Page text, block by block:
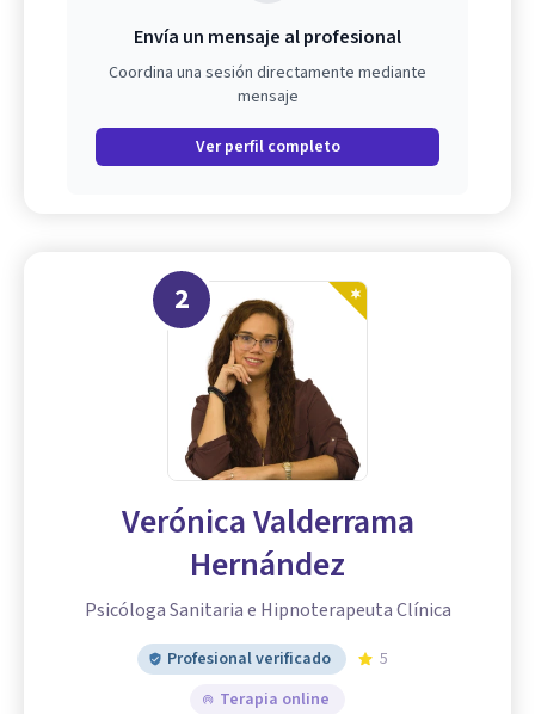
Envía un mensaje al profesional
Coordina una sesión directamente mediante
mensaje
Ver perfil completo
2
Verónica Valderrama
Hernández
Psicóloga Sanitaria e Hipnoterapeuta Clínica
Profesional verificado
5
Terapia online